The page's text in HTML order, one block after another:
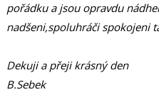
pořádku a jsou opravdu
nadšeni,spoluhráči spokojeni
Dekuji a přeji krásný den
B.Sebek